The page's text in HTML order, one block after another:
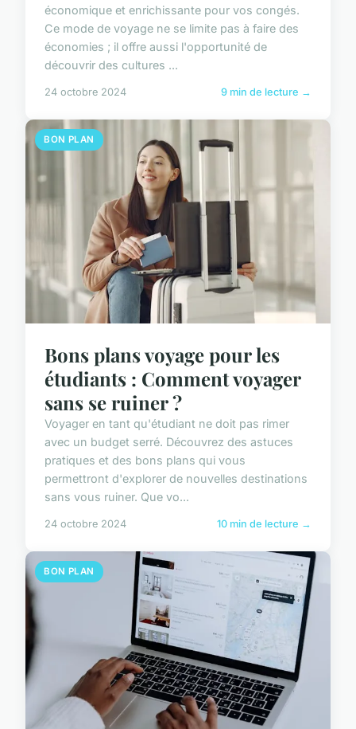
économique et enrichissante pour vos congés.
Ce mode de voyage ne se limite pas à faire des
économies ; il offre aussi l'opportunité de
découvrir des cultures ...
24 octobre 2024 9 min de lecture →
BON PLAN
Bons plans voyage pour les
étudiants : Comment voyager
sans se ruiner ?
Voyager en tant qu'étudiant ne doit pas rimer
avec un budget serré. Découvrez des astuces
pratiques et des bons plans qui vous
permettront d'explorer de nouvelles destinations
sans vous ruiner. Que vo...
24 octobre 2024 10 min de lecture →
BON PLAN